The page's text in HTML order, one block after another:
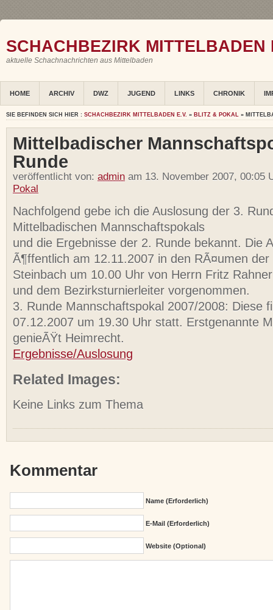
SCHACHBEZIRK MITTELBADEN
aktuelle Schachnachrichten aus Mittelbaden
HOME ARCHIV DWZ JUGEND LINKS CHRONIK
SIE BEFINDEN SICH HIER : SCHACHBEZIRK MITTELBADEN E.V. » BLITZ & POKAL »
Mittelbadischer
Runde
veröffentlicht von: admin am 13. November 2007, 00:05
Pokal
Nachfolgend gebe ich die Auslosung der 3.
Mittelbadischen Mannschaftspokals
und die Ergebnisse der 2. Runde bekannt. Die
Ã¶ffentlich am 12.11.2007 in den RÃ¤umen
Steinbach um 10.00 Uhr von Herrn Fritz
und dem Bezirksturnierleiter vorgenommen.
3. Runde Mannschaftspokal 2007/2008: Diese
07.12.2007 um 19.30 Uhr statt. Erstgenannte
genieÃŸt Heimrecht.
Ergebnisse/Auslosung
Related Images:
Keine Links zum Thema
Kommentar
Name (erforderlich)
E-Mail (erforderlich)
Website (Optional)